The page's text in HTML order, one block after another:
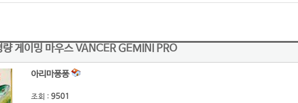
량 게이밍 마우스 VANCER GEMINI PRO
아리마퐁퐁
조회 : 9501